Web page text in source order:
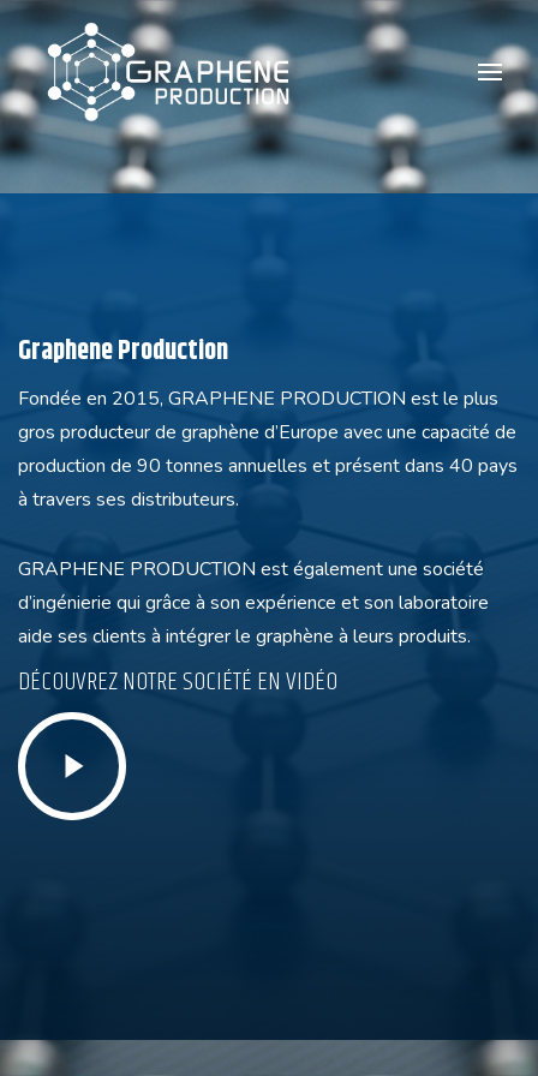
Graphene Production
Fondée en 2015, GRAPHENE PRODUCTION est le plus
gros producteur de graphène d’Europe avec une capacité de
production de 90 tonnes annuelles et présent dans 40 pays
à travers ses distributeurs.
GRAPHENE PRODUCTION est également une société
d’ingénierie qui grâce à son expérience et son laboratoire
aide ses clients à intégrer le graphène à leurs produits.
DÉCOUVREZ NOTRE SOCIÉTÉ EN VIDÉO